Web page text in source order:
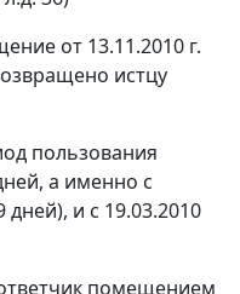
от 13.11.2010 г.
истцу
пользования
а именно с
дней), и с 19.03.2010
ответчик помещением